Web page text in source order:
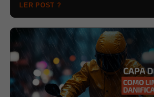
LER POST ?